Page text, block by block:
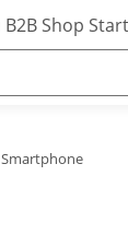
Smartphone